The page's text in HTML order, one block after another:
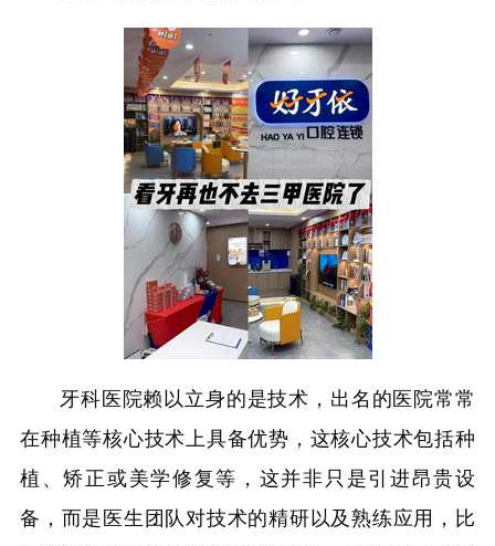
牙科医院赖以立身的是技术，出名的医院常常
在种植等核心技术上具备优势，这核心技术包括种
植、矫正或美学修复等，这并非只是引进昂贵设
备，而是医生团队对技术的精研以及熟练应用，比